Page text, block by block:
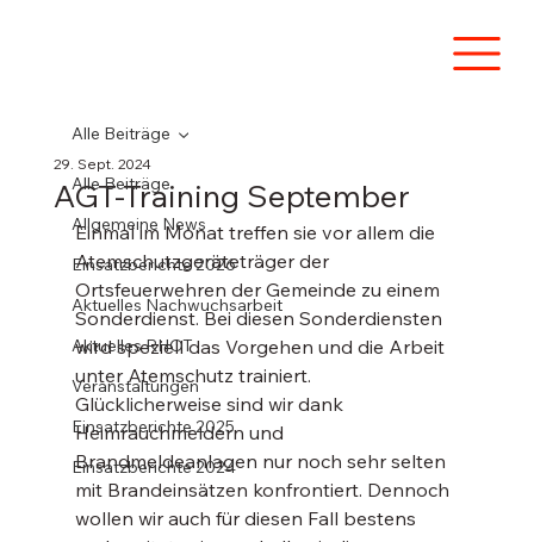
Alle Beiträge
Allgemeine News
Einsatzberichte 2026
Aktuelles Nachwuchsarbeit
Aktuelles RHOT
Veranstaltungen
Einsatzberichte 2025
Einsatzberichte 2024
Alle Beiträge
AGT-Training September
29. Sept. 2024
Einmal im Monat treffen sie vor allem die
Atemschutzgeräteträger der
Ortsfeuerwehren der Gemeinde zu einem
Sonderdienst. Bei diesen Sonderdiensten
wird speziell das Vorgehen und die Arbeit
unter Atemschutz trainiert.
Glücklicherweise sind wir dank
Heimrauchmeldern und
Brandmeldeanlagen nur noch sehr selten
mit Brandeinsätzen konfrontiert. Dennoch
wollen wir auch für diesen Fall bestens